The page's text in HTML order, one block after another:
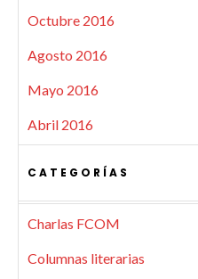
Octubre 2016
Agosto 2016
Mayo 2016
Abril 2016
CATEGORÍAS
Charlas FCOM
Columnas literarias